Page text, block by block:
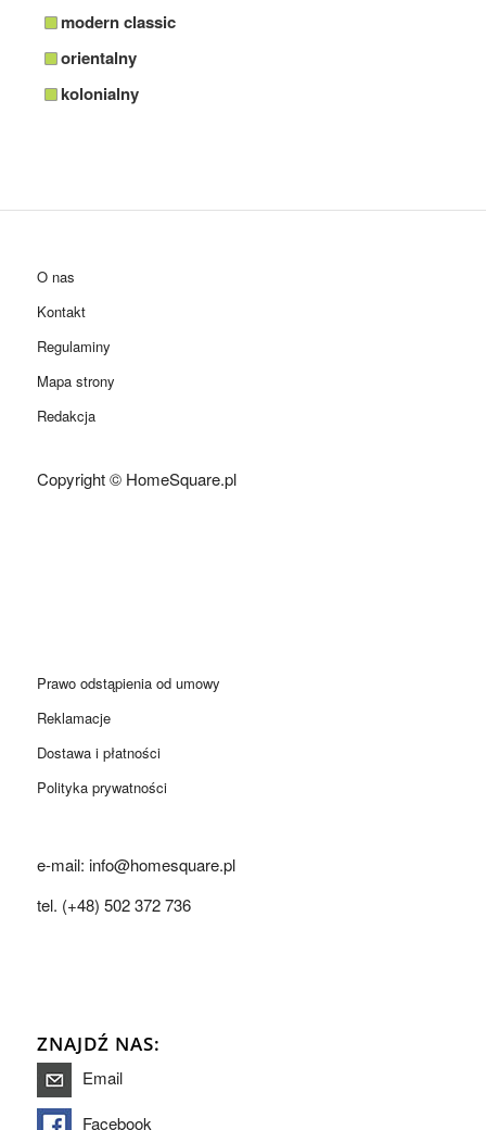
modern classic
orientalny
kolonialny
O nas
Kontakt
Regulaminy
Mapa strony
Redakcja
Copyright © HomeSquare.pl
Prawo odstąpienia od umowy
Reklamacje
Dostawa i płatności
Polityka prywatności
e-mail: info@homesquare.pl
tel. (+48) 502 372 736
ZNAJDŹ NAS:
Email
Facebook